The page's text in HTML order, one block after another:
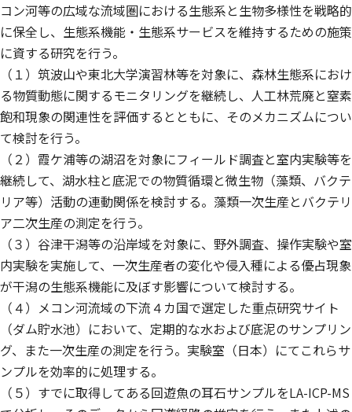
コン河等の広域な流域圏における生態系と生物多様性を戦略的
に保全し、生態系機能・生態系サービスを維持するための施策
に資する研究を行う。
（１）筑波山や東北大学演習林等を対象に、森林生態系におけ
る物質動態に関するモニタリングを継続し、人工林荒廃と窒素
飽和現象の関連性を評価するとともに、そのメカニズムについ
て検討を行う。
（２）霞ケ浦等の湖沼を対象にフィールド調査と室内実験等を
継続して、湖水柱と底泥での物質循環と微生物（藻類、バクテ
リア等）活動の連動関係を検討する。藻類一次生産とバクテリ
ア二次生産の測定を行う。
（３）谷津干潟等の沿岸域を対象に、野外調査、操作実験や室
内実験を実施して、一次生産者の変化や侵入種による優占現象
が干潟の生態系機能に及ぼす影響について検討する。
（４）メコン河流域の下流４カ国で選定した重点研究サイト
（ダム貯水池）において、定期的な水および底泥のサンプリン
グ、また一次生産の測定を行う。実験室（日本）にてこれらサ
ンプルを効率的に処理する。
（５）すでに取得してある回遊魚の耳石サンプルをLA-ICP-MS